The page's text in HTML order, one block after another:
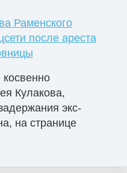
Раменского
после ареста
Кулакова,
экс-
на странице